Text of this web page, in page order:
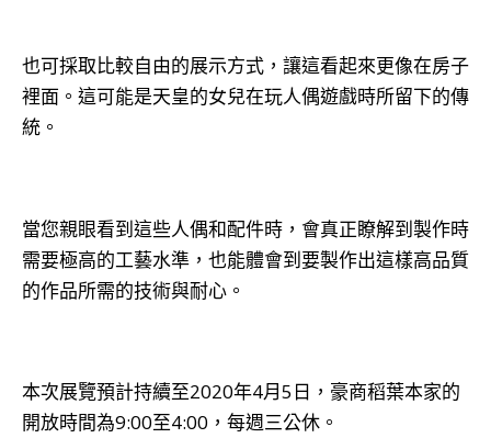
也可採取比較自由的展示方式，讓這看起來更像在房子
裡面。這可能是天皇的女兒在玩人偶遊戲時所留下的傳
統。
當您親眼看到這些人偶和配件時，會真正瞭解到製作時
需要極高的工藝水準，也能體會到要製作出這樣高品質
的作品所需的技術與耐心。
本次展覽預計持續至2020年4月5日，豪商稻葉本家的
開放時間為9:00至4:00，每週三公休。